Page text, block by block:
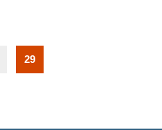
29